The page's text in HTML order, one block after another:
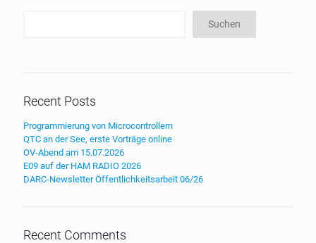
Suchen
Recent Posts
Programmierung von Microcontrollern
QTC an der See, erste Vorträge online
OV-Abend am 15.07.2026
E09 auf der HAM RADIO 2026
DARC-Newsletter Öffentlichkeitsarbeit 06/26
Recent Comments